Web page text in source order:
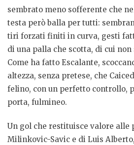
sembrato meno sofferente che
testa però balla per tutti:
tiri forzati finiti in curva, gesti
di una palla che scotta, di cui non
Come ha fatto Escalante,
altezza, senza pretese, che
felino, con un perfetto controllo,
porta, fulmineo.
Un gol che restituisce valore alle
Milinkovic-Savic e di Luis